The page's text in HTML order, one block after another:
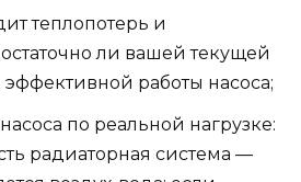
теплопотерь и
ли вашей текущей
работы насоса;
по реальной нагрузке:
радиаторная система —